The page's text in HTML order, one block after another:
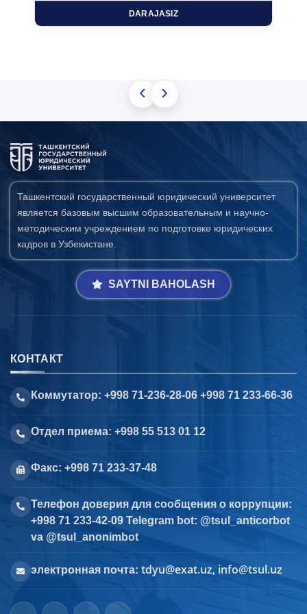
DARAJASIZ
‹ ›
Ташкентский государственный юридический университет
является базовым высшим образовательным и научно-
методическим учреждением по подготовке юридических
кадров в Узбекистане.
SAYTNI BAHOLASH
КОНТАКТ
Коммутатор: +998 71-236-28-06 +998 71 233-66-36
Отдел приема: +998 55 513 01 12
Факс: +998 71 233-37-48
Телефон доверия для сообщения о коррупции:
+998 71 233-42-09 Telegram bot: @tsul_anticorbot
va @tsul_anonimbot
электронная почта: tdyu@exat.uz, info@tsul.uz